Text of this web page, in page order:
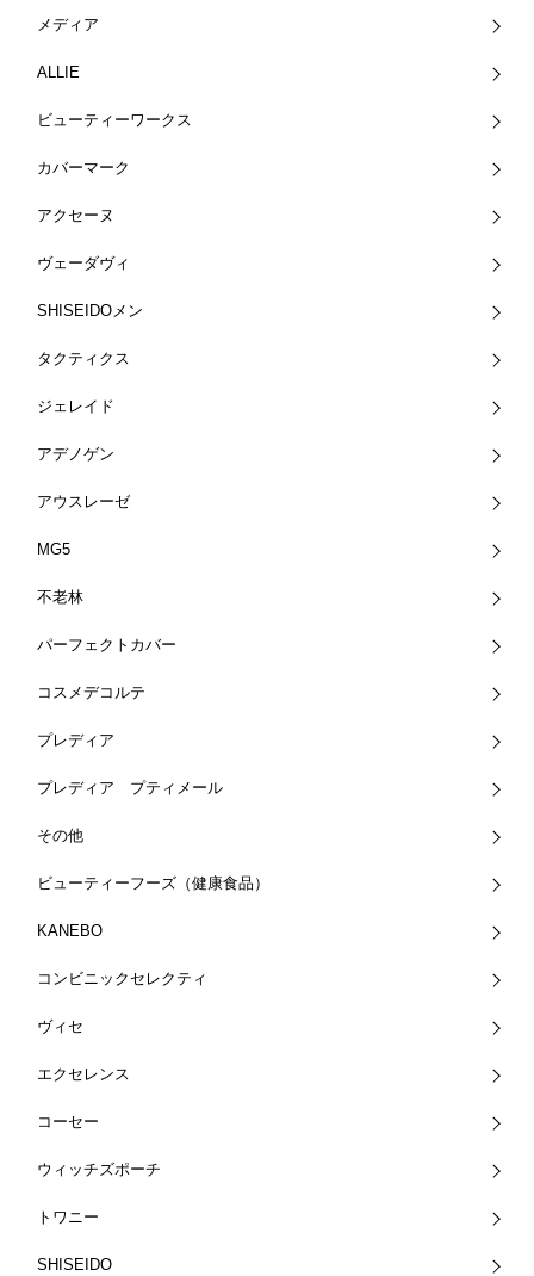
メディア
ALLIE
ビューティーワークス
カバーマーク
アクセーヌ
ヴェーダヴィ
SHISEIDOメン
タクティクス
ジェレイド
アデノゲン
アウスレーゼ
MG5
不老林
パーフェクトカバー
コスメデコルテ
プレディア
プレディア プティメール
その他
ビューティーフーズ（健康食品）
KANEBO
コンビニックセレクティ
ヴィセ
エクセレンス
コーセー
ウィッチズポーチ
トワニー
SHISEIDO